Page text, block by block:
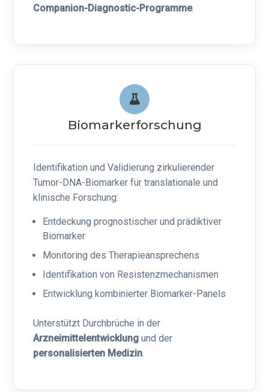
Companion-Diagnostic-Programme.
Biomarkerforschung
Identifikation und Validierung zirkulierender
Tumor-DNA-Biomarker für translationale und
klinische Forschung:
Entdeckung prognostischer und prädiktiver
Biomarker
Monitoring des Therapieansprechens
Identifikation von Resistenzmechanismen
Entwicklung kombinierter Biomarker-Panels
Unterstützt Durchbrüche in der
Arzneimittelentwicklung und der
personalisierten Medizin.